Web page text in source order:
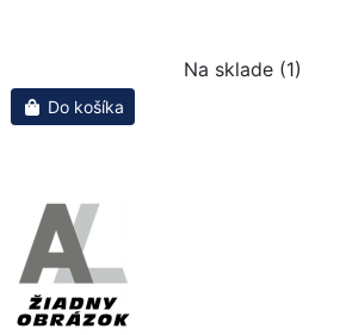
Na sklade (1)
Do košíka